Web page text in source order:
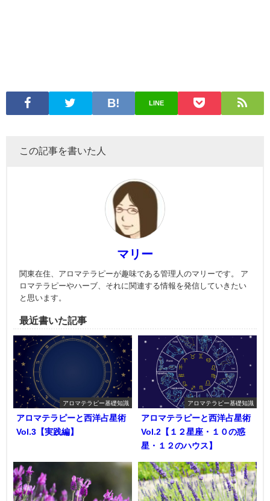
LINE
この記事を書いた人
マリー
関東在住、アロマテラピーが趣味である管理人のマリーです。 ア
ロマテラピーやハーブ、それに関連する情報を発信していきたい
と思います。
最近書いた記事
アロマテラピー基礎知識
アロマテラピーと西洋占星術
Vol.3【実践編】
アロマテラピー基礎知識
アロマテラピーと西洋占星術
Vol.2【１２星座・１０の惑
星・１２のハウス】